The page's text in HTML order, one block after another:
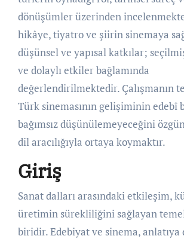
dönüşümler üzerinden
hikâye, tiyatro ve şiirin sinemaya
düşünsel ve yapısal katkılar;
ve dolaylı etkiler bağlamında
değerlendirilmektedir. Çalışmanın
Türk sinemasının gelişiminin edebî
bağımsız düşünülemeyeceğini
dil aracılığıyla ortaya koymaktır.
Giriş
Sanat dalları arasındaki etkileşim,
üretimin sürekliliğini sağlayan
biridir. Edebiyat ve sinema, anlatıya